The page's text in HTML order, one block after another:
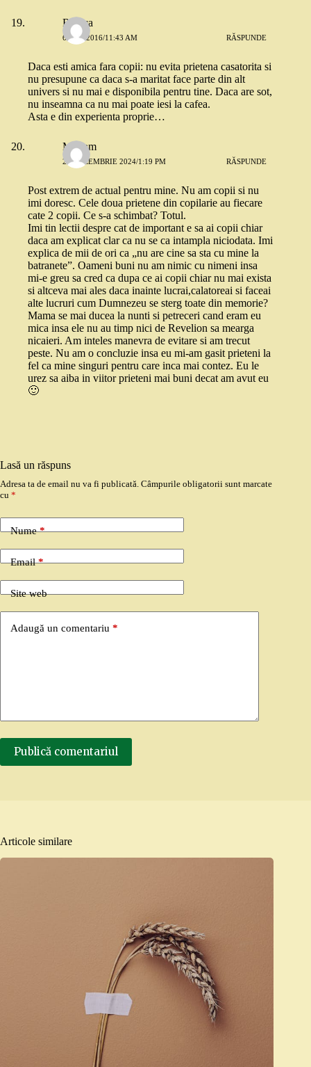
Raluca
6 MAI 2016/11:43 AM RĂSPUNDE
Daca esti amica fara copii: nu evita prietena casatorita si
nu presupune ca daca s-a maritat face parte din alt
univers si nu mai e disponibila pentru tine. Daca are sot,
nu inseamna ca nu mai poate iesi la cafea.
Asta e din experienta proprie…
Mariam
28 DECEMBRIE 2024/1:19 PM RĂSPUNDE
Post extrem de actual pentru mine. Nu am copii si nu
imi doresc. Cele doua prietene din copilarie au fiecare
cate 2 copii. Ce s-a schimbat? Totul.
Imi tin lectii despre cat de important e sa ai copii chiar
daca am explicat clar ca nu se ca intampla niciodata. Imi
explica de mii de ori ca „nu are cine sa sta cu mine la
batranete”. Oameni buni nu am nimic cu nimeni insa
mi-e greu sa cred ca dupa ce ai copii chiar nu mai exista
si altceva mai ales daca inainte lucrai,calatoreai si faceai
alte lucruri cum Dumnezeu se sterg toate din memorie?
Mama se mai ducea la nunti si petreceri cand eram eu
mica insa ele nu au timp nici de Revelion sa mearga
nicaieri. Am inteles manevra de evitare si am trecut
peste. Nu am o concluzie insa eu mi-am gasit prieteni la
fel ca mine singuri pentru care inca mai contez. Eu le
urez sa aiba in viitor prieteni mai buni decat am avut eu
🙂
Lasă un răspuns
Adresa ta de email nu va fi publicată. Câmpurile obligatorii sunt marcate
cu *
Nume*
Email*
Site web
Adaugă un comentariu *
Publică comentariul
Articole similare